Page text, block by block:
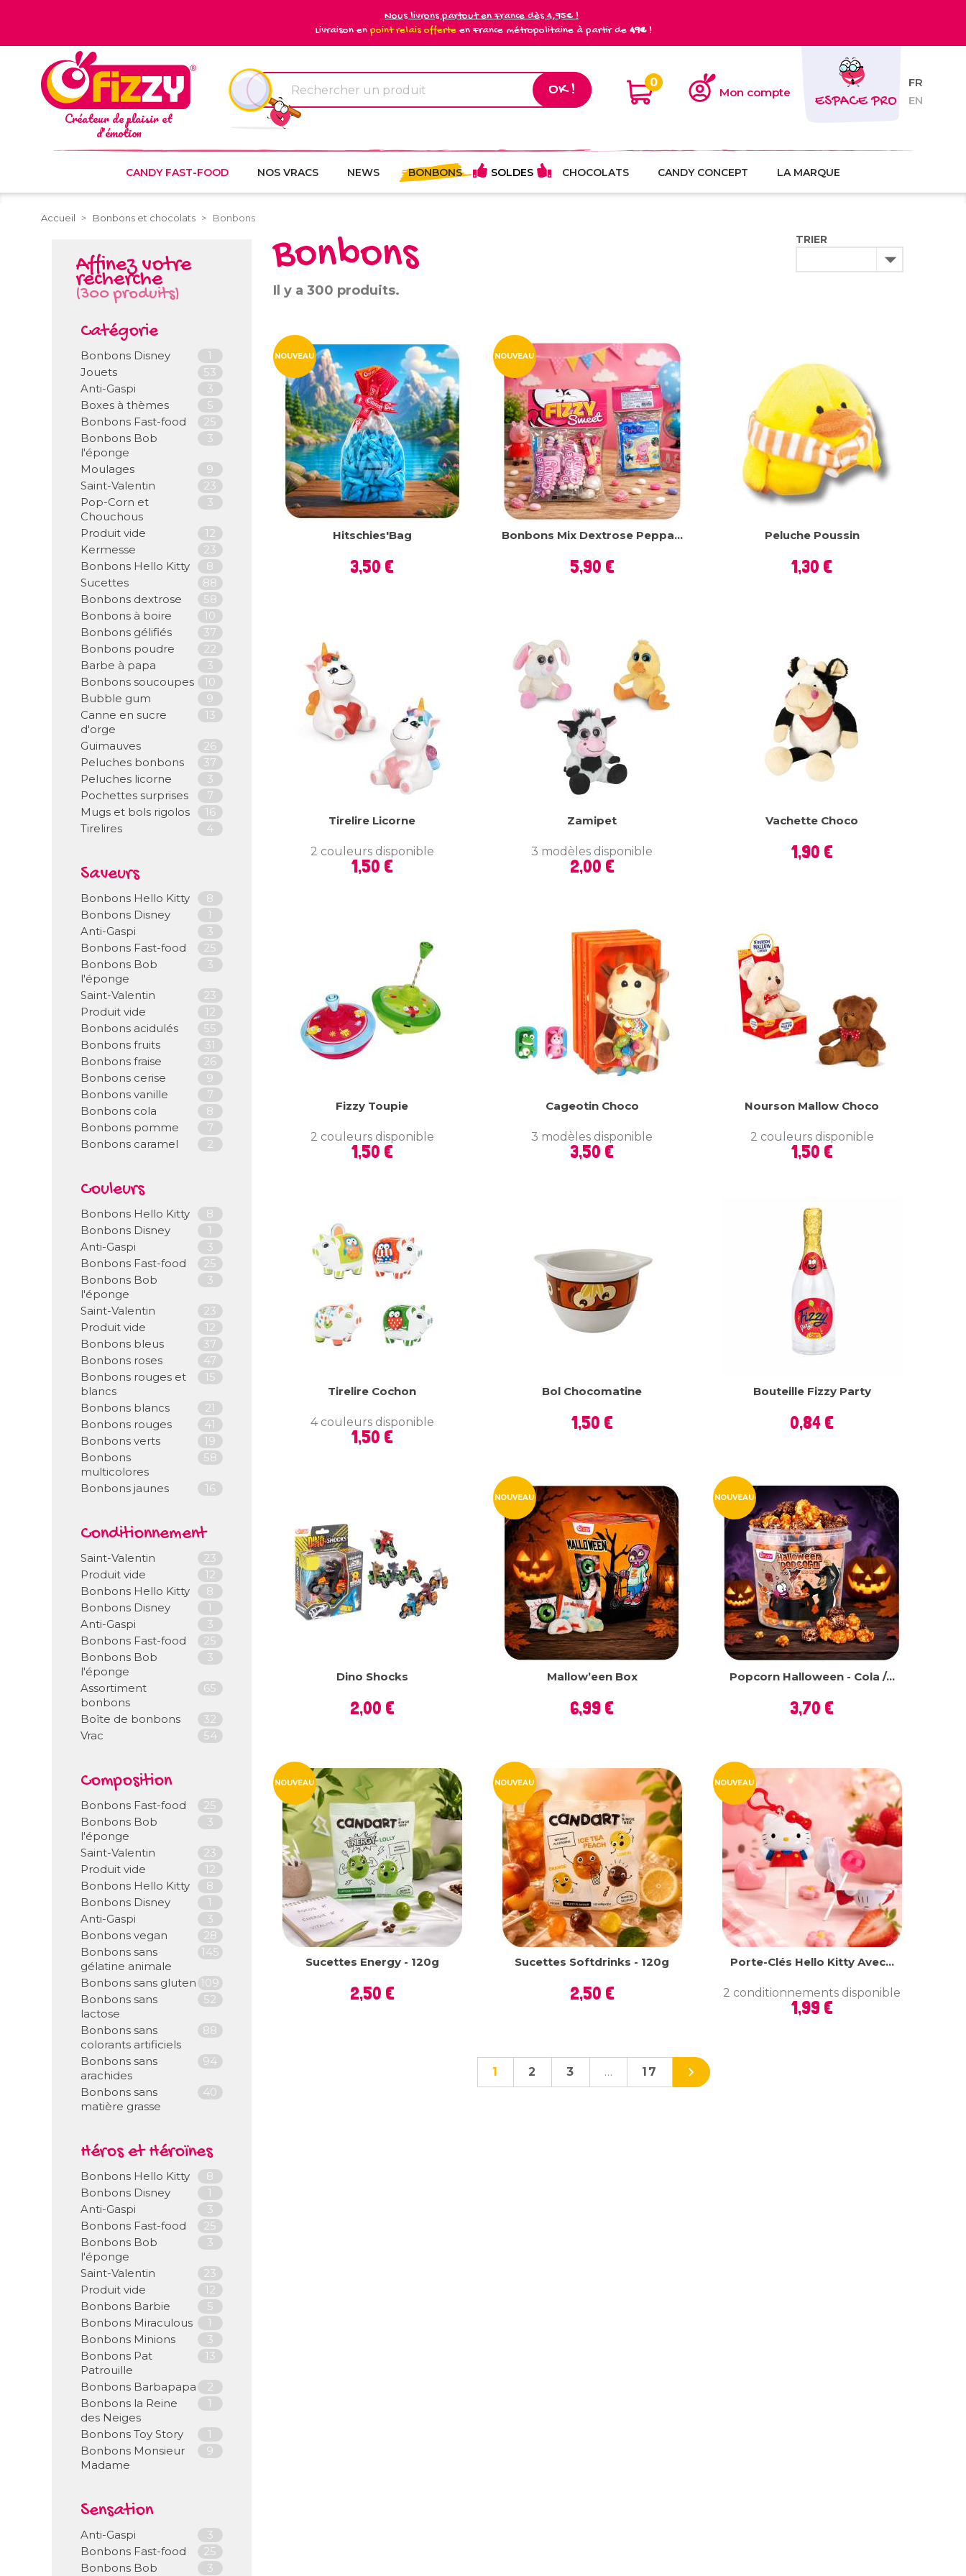
Nous livrons partout en France dès 4,95€ !
Livraison enpoint relais offerteen France métropolitaine à partir de49€!
Créateur de plaisir et
d'émotion
OK ! 0
Mon compte
ESPACE PRO
FR
EN
CANDY FAST-FOOD NOS VRACS NEWS BONBONS SOLDES CHOCOLATS CANDY CONCEPT LA MARQUE
Accueil Bonbons et chocolats Bonbons
Affinez votre
recherche
(300 produits)
Catégorie
Bonbons Disney
1
Jouets
53
Anti-Gaspi
3
Boxes à thèmes
5
Bonbons Fast-food
25
Bonbons Bob
l'éponge
3
Moulages
9
Saint-Valentin
23
Pop-Corn et
Chouchous
3
Produit vide
12
Kermesse
23
Bonbons Hello Kitty
8
Sucettes
88
Bonbons dextrose
58
Bonbons à boire
10
Bonbons gélifiés
37
Bonbons poudre
22
Barbe à papa
3
Bonbons soucoupes
10
Bubble gum
9
Canne en sucre
d'orge
13
Guimauves
26
Peluches bonbons
37
Peluches licorne
3
Pochettes surprises
7
Mugs et bols rigolos
16
Tirelires
4
Saveurs
Bonbons Hello Kitty
8
Bonbons Disney
1
Anti-Gaspi
3
Bonbons Fast-food
25
Bonbons Bob
l'éponge
3
Saint-Valentin
23
Produit vide
12
Bonbons acidulés
55
Bonbons fruits
31
Bonbons fraise
26
Bonbons cerise
9
Bonbons vanille
7
Bonbons cola
8
Bonbons pomme
7
Bonbons caramel
2
Couleurs
Bonbons Hello Kitty
8
Bonbons Disney
1
Anti-Gaspi
3
Bonbons Fast-food
25
Bonbons Bob
l'éponge
3
Saint-Valentin
23
Produit vide
12
Bonbons bleus
37
Bonbons roses
47
Bonbons rouges et
blancs
15
Bonbons blancs
21
Bonbons rouges
41
Bonbons verts
19
Bonbons
multicolores
58
Bonbons jaunes 16
Conditionnement
Saint-Valentin
23
Produit vide
12
Bonbons Hello Kitty
8
Bonbons Disney
1
Anti-Gaspi
3
Bonbons Fast-food
25
Bonbons Bob
l'éponge
3
Assortiment
bonbons
65
Boîte de bonbons
32
Vrac
54
Composition
Bonbons Fast-food
25
Bonbons Bob
l'éponge
3
Saint-Valentin
23
Produit vide
12
Bonbons Hello Kitty
8
Bonbons Disney
1
Anti-Gaspi
3
Bonbons vegan
28
Bonbons sans
gélatine animale
145
Bonbons sans gluten 109
Bonbons sans
lactose
52
Bonbons sans
colorants artificiels
88
Bonbons sans
arachides
94
Bonbons sans
matière grasse
40
Héros et Héroïnes
Bonbons Hello Kitty
8
Bonbons Disney
1
Anti-Gaspi
3
Bonbons Fast-food
25
Bonbons Bob
l'éponge
3
Saint-Valentin
23
Produit vide
12
Bonbons Barbie
5
Bonbons Miraculous
1
Bonbons Minions
3
Bonbons Pat
Patrouille
13
Bonbons Barbapapa
2
Bonbons la Reine
des Neiges
1
Bonbons Toy Story
1
Bonbons Monsieur
Madame
9
Sensation
Anti-Gaspi
3
Bonbons Fast-food
25
Bonbons Bob
3
Bonbons
Il y a 300 produits.
TRIER

Hitschies'Bag
Prix
3,50 €
NOUVEAU
Bonbons Mix Dextrose Peppa...
Prix
5,90 €
NOUVEAU
Peluche Poussin
Prix
1,30 €
Tirelire Licorne
2 couleurs disponible
Prix
1,50 €
Zamipet
3 modèles disponible
Prix
2,00 €
Vachette Choco
Prix
1,90 €
Fizzy Toupie
2 couleurs disponible
Prix
1,50 €
Cageotin Choco
3 modèles disponible
Prix
3,50 €
Nourson Mallow Choco
2 couleurs disponible
Prix
1,50 €
Tirelire Cochon
4 couleurs disponible
Prix
1,50 €
Bol Chocomatine
Prix
1,50 €
Bouteille Fizzy Party
Prix
0,84 €
Dino Shocks
Prix
2,00 €
Mallow’een Box
Prix
6,99 €
NOUVEAU
Popcorn Halloween - Cola /...
Prix
3,70 €
NOUVEAU
Sucettes Energy - 120g
Prix
2,50 €
NOUVEAU
Sucettes Softdrinks - 120g
Prix
2,50 €
NOUVEAU
Porte-Clés Hello Kitty Avec...
2 conditionnements disponible
Prix
1,99 €
NOUVEAU
1 2 3 … 17 